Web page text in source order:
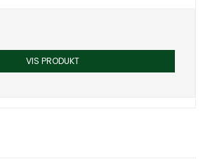
VIS PRODUKT